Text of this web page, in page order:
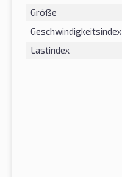
Größe
Geschwindigkeitsindex
Lastindex